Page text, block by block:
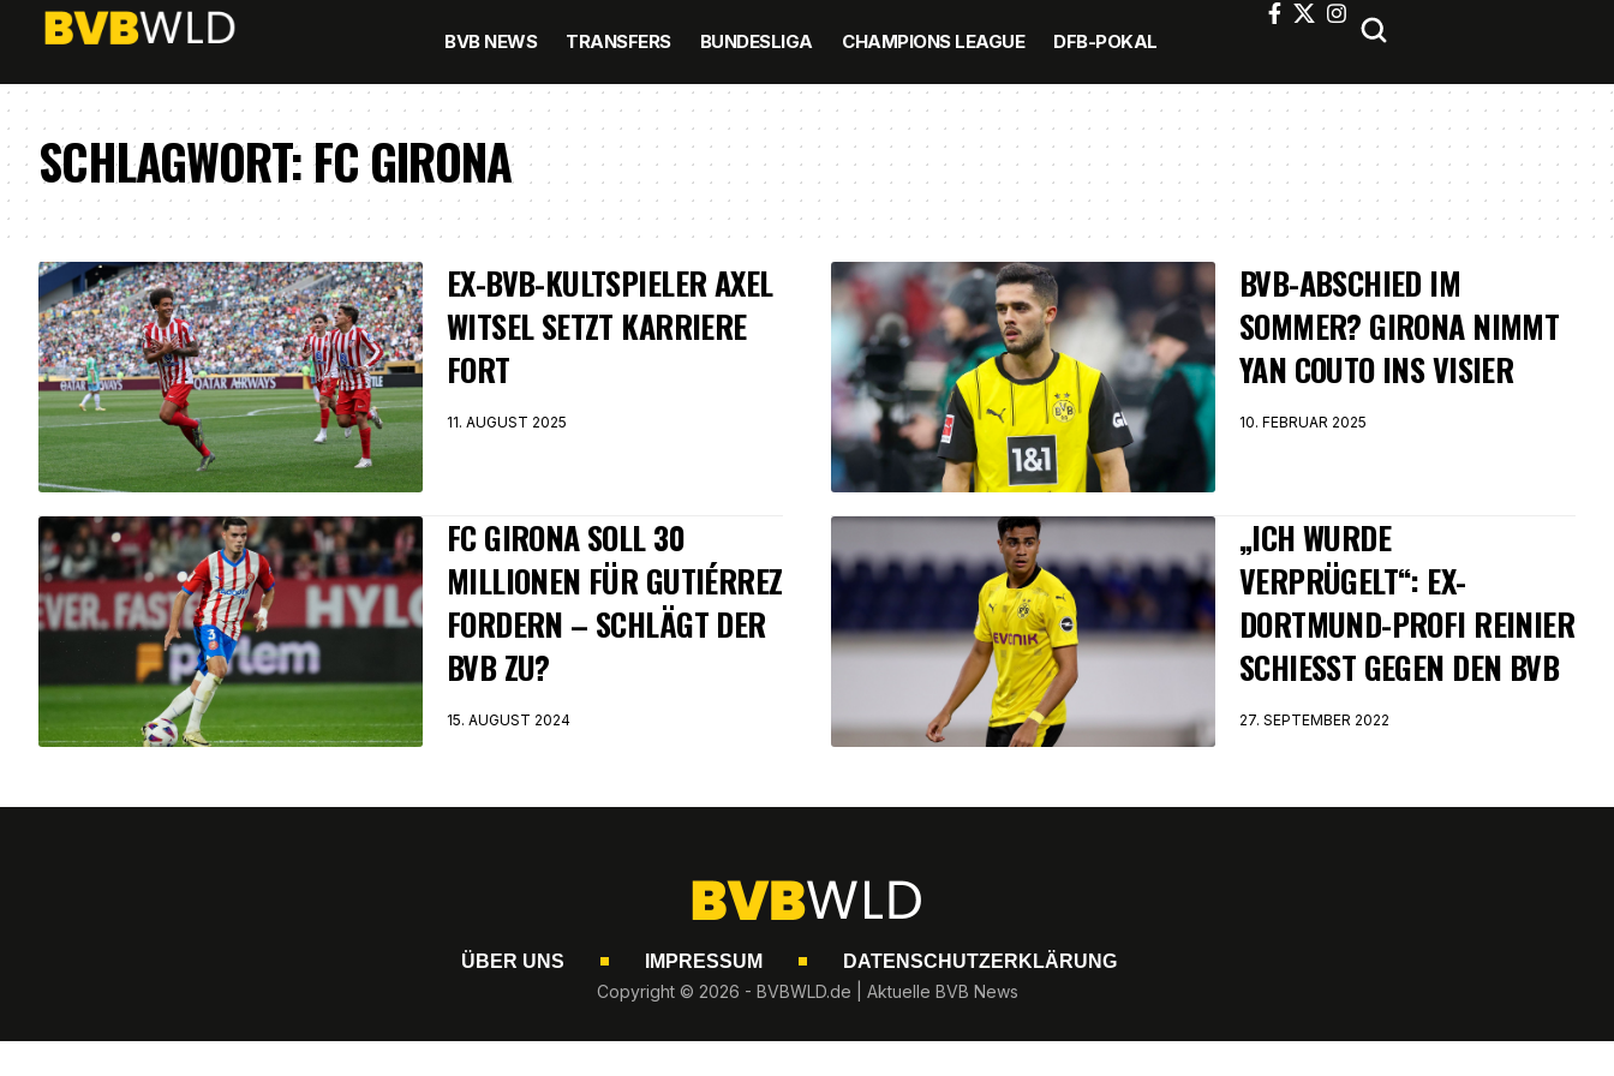
BVB NEWS TRANSFERS BUNDESLIGA CHAMPIONS LEAGUE DFB-POKAL
SCHLAGWORT:FC GIRONA
EX-BVB-KULTSPIELER AXEL
WITSEL SETZT KARRIERE
FORT
11. AUGUST 2025
BVB-ABSCHIED IM
SOMMER? GIRONA NIMMT
YAN COUTO INS VISIER
10. FEBRUAR 2025
FC GIRONA SOLL 30
MILLIONEN FÜR GUTIÉRREZ
FORDERN – SCHLÄGT DER
BVB ZU?
15. AUGUST 2024
„ICH WURDE
VERPRÜGELT“: EX-
DORTMUND-PROFI REINIER
SCHIESST GEGEN DEN BVB
27. SEPTEMBER 2022
ÜBER UNS IMPRESSUM
DATENSCHUTZERKLÄRUNG
Copyright © 2026 - BVBWLD.de | Aktuelle BVB News